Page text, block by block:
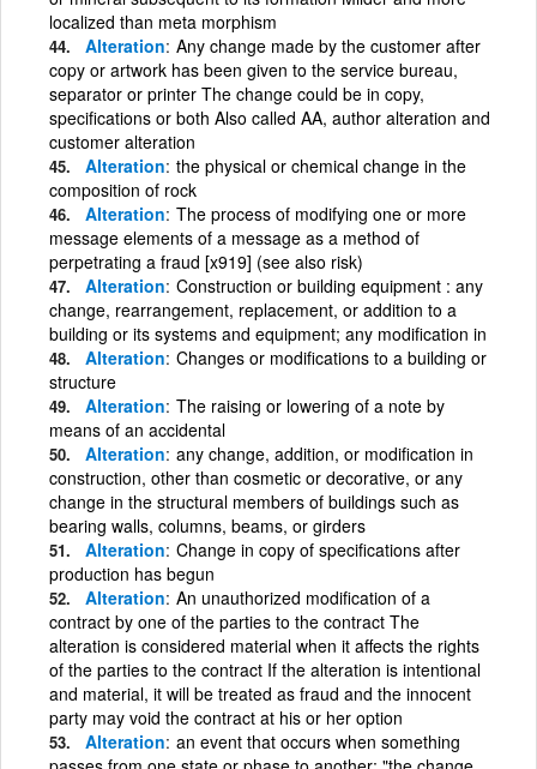
localized than meta morphism
Alteration Any change made by the customer after
copy or artwork has been given to the service bureau,
separator or printer The change could be in copy,
specifications or both Also called AA, author alteration and
customer alteration
Alteration the physical or chemical change in the
composition of rock
Alteration The process of modifying one or more
message elements of a message as a method of
perpetrating a fraud [x919] (see also risk)
Alteration Construction or building equipment : any
change, rearrangement, replacement, or addition to a
building or its systems and equipment; any modification in
Alteration Changes or modifications to a building or
structure
Alteration The raising or lowering of a note by
means of an accidental
Alteration any change, addition, or modification in
construction, other than cosmetic or decorative, or any
change in the structural members of buildings such as
bearing walls, columns, beams, or girders
Alteration Change in copy of specifications after
production has begun
Alteration An unauthorized modification of a
contract by one of the parties to the contract The
alteration is considered material when it affects the rights
of the parties to the contract If the alteration is intentional
and material, it will be treated as fraud and the innocent
party may void the contract at his or her option
Alteration an event that occurs when something